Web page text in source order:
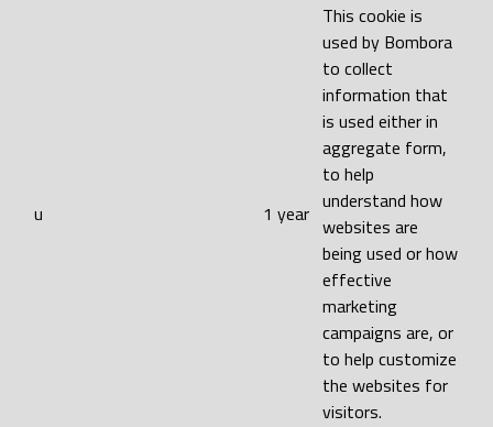
u 1 year
This cookie is
used by Bombora
to collect
information that
is used either in
aggregate form,
to help
understand how
websites are
being used or how
effective
marketing
campaigns are, or
to help customize
the websites for
visitors.